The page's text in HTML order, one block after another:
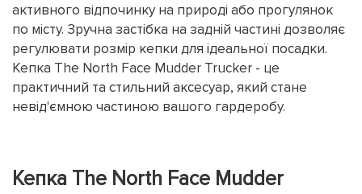
активного відпочинку на природі або прогулянок
по місту. Зручна застібка на задній частині дозволяє
регулювати розмір кепки для ідеальної посадки.
Кепка The North Face Mudder Trucker - це
практичний та стильний аксесуар, який стане
невід'ємною частиною вашого гардеробу.
Кепка The North Face Mudder